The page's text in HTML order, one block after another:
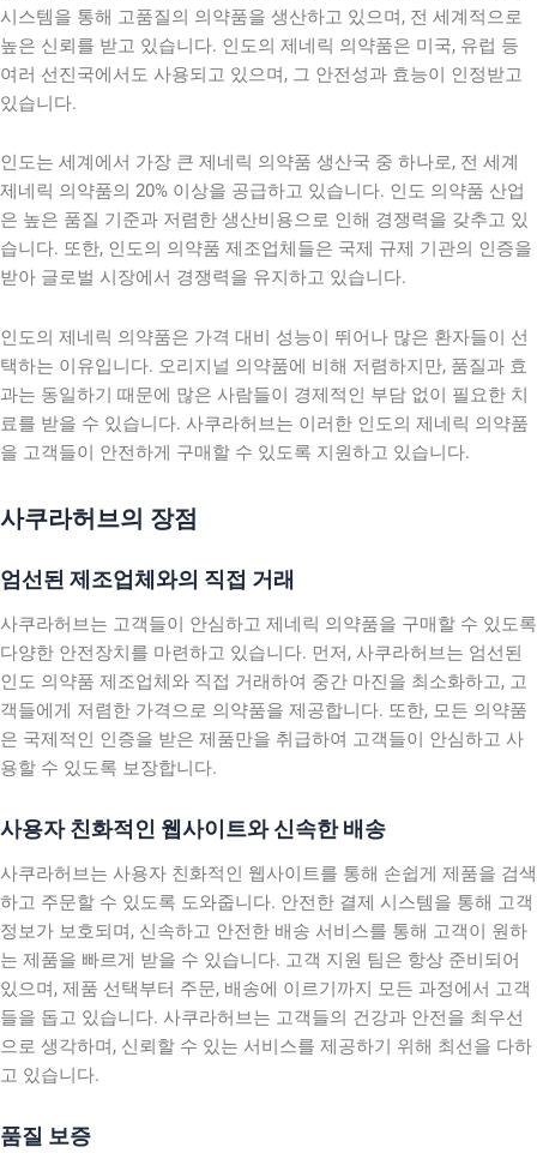
시스템을 통해 고품질의 의약품을 생산하고 있으며, 전 세계적으로
높은 신뢰를 받고 있습니다. 인도의 제네릭 의약품은 미국, 유럽 등
여러 선진국에서도 사용되고 있으며, 그 안전성과 효능이 인정받고
있습니다.
인도는 세계에서 가장 큰 제네릭 의약품 생산국 중 하나로, 전 세계
제네릭 의약품의 20% 이상을 공급하고 있습니다. 인도 의약품 산업
은 높은 품질 기준과 저렴한 생산비용으로 인해 경쟁력을 갖추고 있
습니다. 또한, 인도의 의약품 제조업체들은 국제 규제 기관의 인증을
받아 글로벌 시장에서 경쟁력을 유지하고 있습니다.
인도의 제네릭 의약품은 가격 대비 성능이 뛰어나 많은 환자들이 선
택하는 이유입니다. 오리지널 의약품에 비해 저렴하지만, 품질과 효
과는 동일하기 때문에 많은 사람들이 경제적인 부담 없이 필요한 치
료를 받을 수 있습니다. 사쿠라허브는 이러한 인도의 제네릭 의약품
을 고객들이 안전하게 구매할 수 있도록 지원하고 있습니다.
사쿠라허브의 장점
엄선된 제조업체와의 직접 거래
사쿠라허브는 고객들이 안심하고 제네릭 의약품을 구매할 수 있도록
다양한 안전장치를 마련하고 있습니다. 먼저, 사쿠라허브는 엄선된
인도 의약품 제조업체와 직접 거래하여 중간 마진을 최소화하고, 고
객들에게 저렴한 가격으로 의약품을 제공합니다. 또한, 모든 의약품
은 국제적인 인증을 받은 제품만을 취급하여 고객들이 안심하고 사
용할 수 있도록 보장합니다.
사용자 친화적인 웹사이트와 신속한 배송
사쿠라허브는 사용자 친화적인 웹사이트를 통해 손쉽게 제품을 검색
하고 주문할 수 있도록 도와줍니다. 안전한 결제 시스템을 통해 고객
정보가 보호되며, 신속하고 안전한 배송 서비스를 통해 고객이 원하
는 제품을 빠르게 받을 수 있습니다. 고객 지원 팀은 항상 준비되어
있으며, 제품 선택부터 주문, 배송에 이르기까지 모든 과정에서 고객
들을 돕고 있습니다. 사쿠라허브는 고객들의 건강과 안전을 최우선
으로 생각하며, 신뢰할 수 있는 서비스를 제공하기 위해 최선을 다하
고 있습니다.
품질 보증